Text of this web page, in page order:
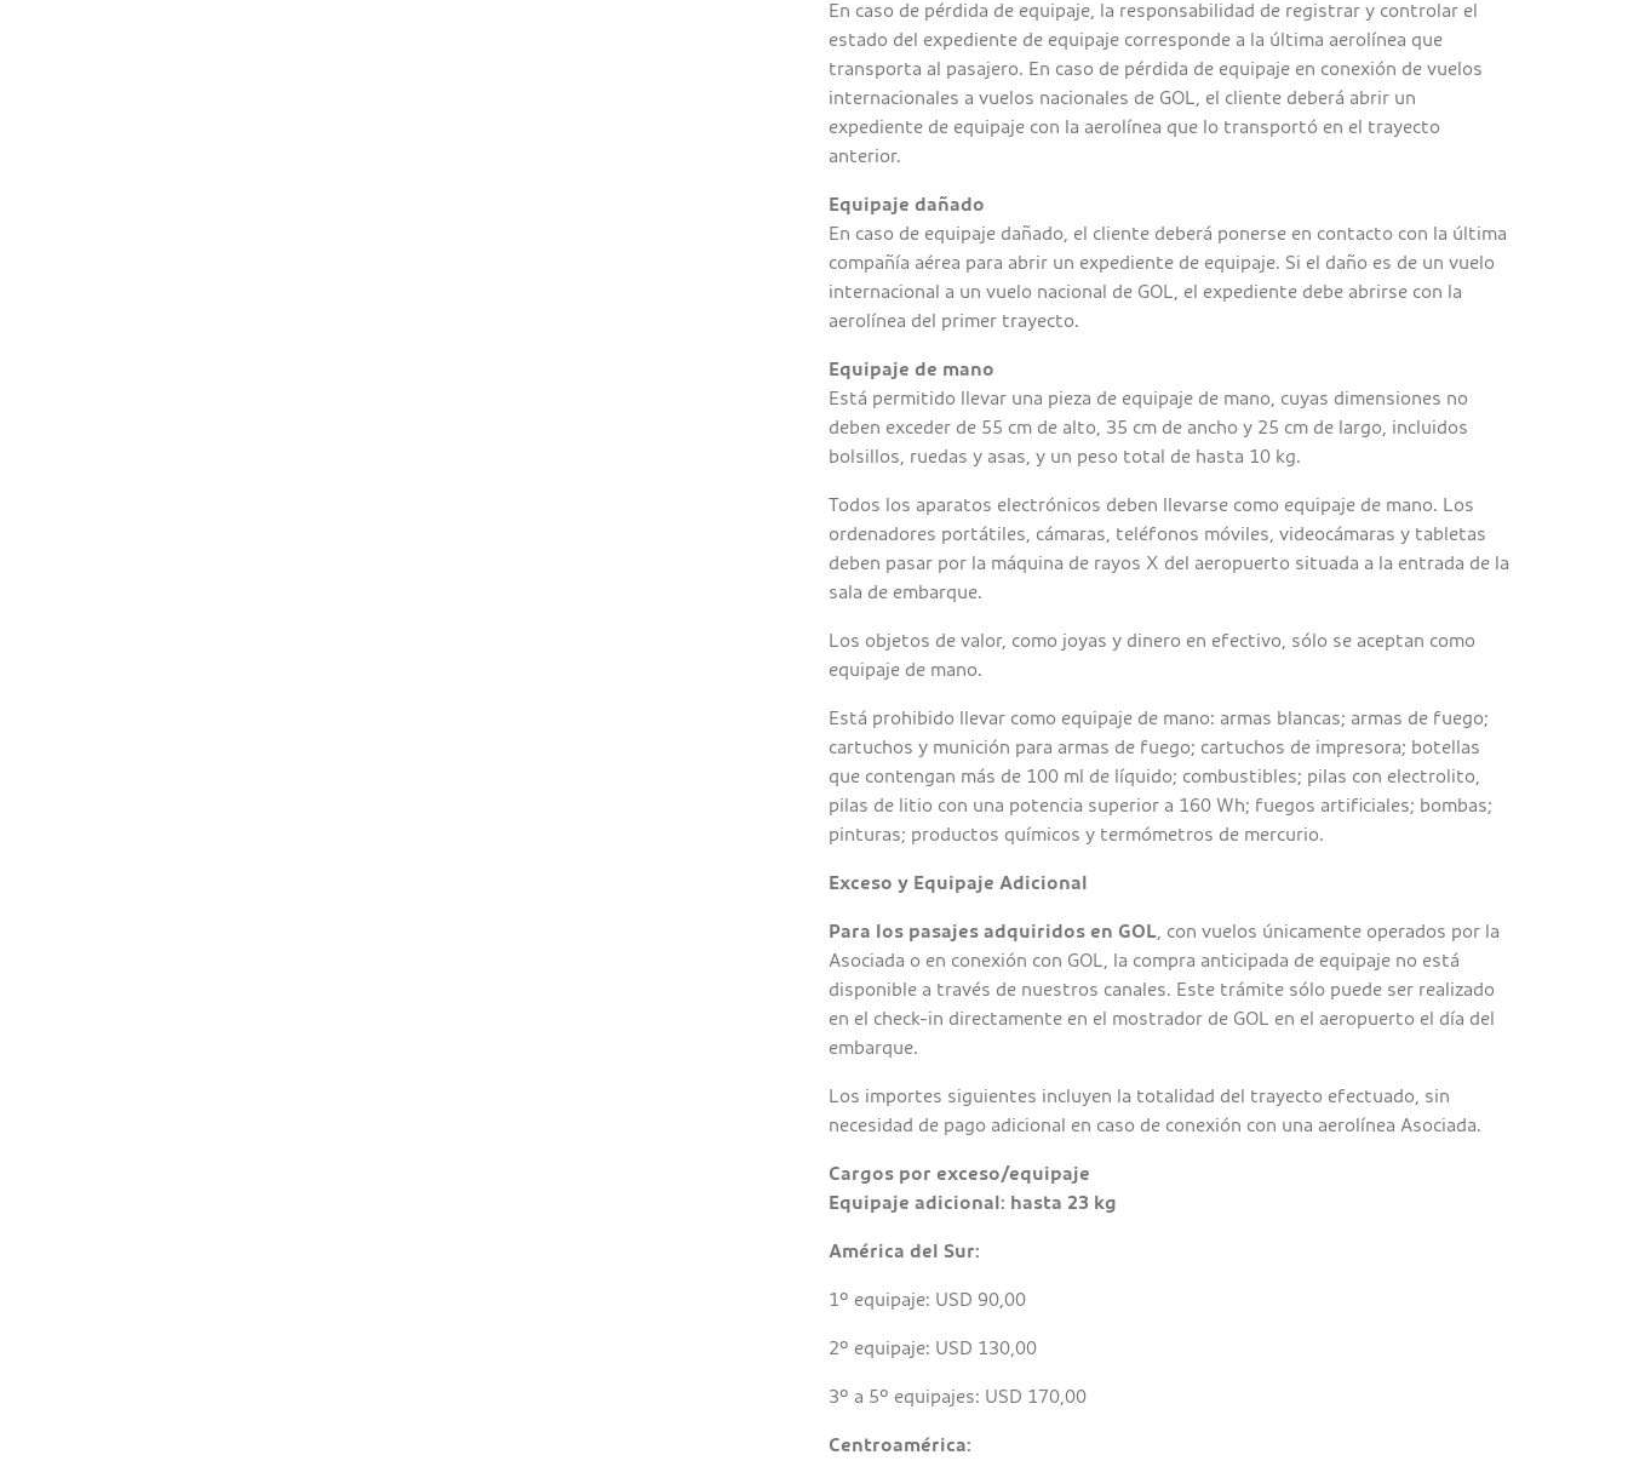
En caso de pérdida de equipaje, la responsabilidad de registrar y controlar el
estado del expediente de equipaje corresponde a la última aerolínea que
transporta al pasajero. En caso de pérdida de equipaje en conexión de vuelos
internacionales a vuelos nacionales de GOL, el cliente deberá abrir un
expediente de equipaje con la aerolínea que lo transportó en el trayecto
anterior.
Equipaje dañado
En caso de equipaje dañado, el cliente deberá ponerse en contacto con la última
compañía aérea para abrir un expediente de equipaje. Si el daño es de un vuelo
internacional a un vuelo nacional de GOL, el expediente debe abrirse con la
aerolínea del primer trayecto.
Equipaje de mano
Está permitido llevar una pieza de equipaje de mano, cuyas dimensiones no
deben exceder de 55 cm de alto, 35 cm de ancho y 25 cm de largo, incluidos
bolsillos, ruedas y asas, y un peso total de hasta 10 kg.
Todos los aparatos electrónicos deben llevarse como equipaje de mano. Los
ordenadores portátiles, cámaras, teléfonos móviles, videocámaras y tabletas
deben pasar por la máquina de rayos X del aeropuerto situada a la entrada de la
sala de embarque.
Los objetos de valor, como joyas y dinero en efectivo, sólo se aceptan como
equipaje de mano.
Está prohibido llevar como equipaje de mano: armas blancas; armas de fuego;
cartuchos y munición para armas de fuego; cartuchos de impresora; botellas
que contengan más de 100 ml de líquido; combustibles; pilas con electrolito,
pilas de litio con una potencia superior a 160 Wh; fuegos artificiales; bombas;
pinturas; productos químicos y termómetros de mercurio.
Exceso y Equipaje Adicional
Para los pasajes adquiridos en GOL, con vuelos únicamente operados por la
Asociada o en conexión con GOL, la compra anticipada de equipaje no está
disponible a través de nuestros canales. Este trámite sólo puede ser realizado
en el check-in directamente en el mostrador de GOL en el aeropuerto el día del
embarque.
Los importes siguientes incluyen la totalidad del trayecto efectuado, sin
necesidad de pago adicional en caso de conexión con una aerolínea Asociada.
Cargos por exceso/equipaje
Equipaje adicional: hasta 23 kg
América del Sur:
1º equipaje: USD 90,00
2º equipaje: USD 130,00
3º a 5º equipajes: USD 170,00
Centroamérica: